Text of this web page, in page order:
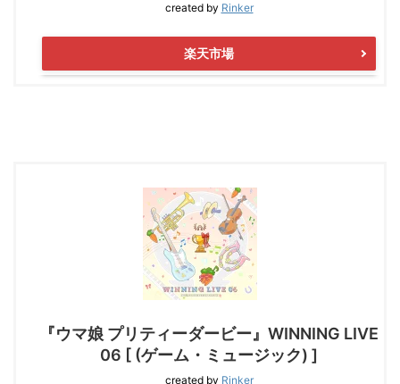
created by Rinker
楽天市場
『ウマ娘 プリティーダービー』WINNING LIVE
06 [ (ゲーム・ミュージック) ]
created by Rinker